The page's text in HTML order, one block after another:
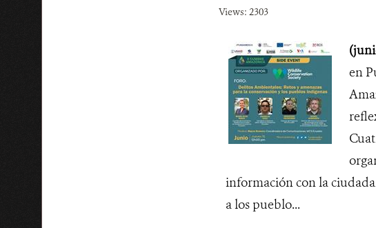
Views: 2303
en
información con la
a los pueblo...